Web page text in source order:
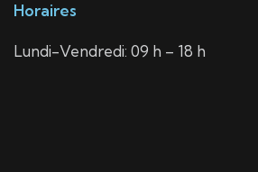
Horaires
Lundi-Vendredi: 09 h – 18 h